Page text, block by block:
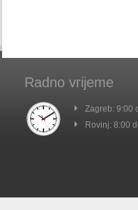
Radno vrijeme
Zagreb: 9:00
Rovinj: 8:00